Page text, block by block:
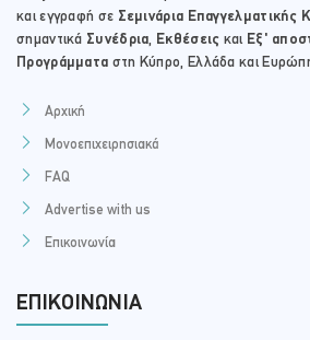
και εγγραφή σε Σεμινάρια Επαγγελματικής
σημαντικά Συνέδρια, Εκθέσεις και Εξ'
Προγράμματα στη Κύπρο, Ελλάδα και
Αρχική
Μονοεπιχειρησιακά
FAQ
Advertise with us
Επικοινωνία
ΕΠΙΚΟΙΝΩΝΊΑ